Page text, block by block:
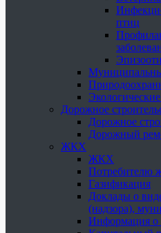
птиц
Дорожное
Дорожное
Дорожный
ЖКХ
ЖКХ
Потребителю
Газификация
Доклады о
(надзора),
Информация о